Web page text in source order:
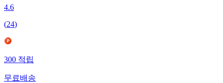
4.6
(24)
300 적립
무료배송